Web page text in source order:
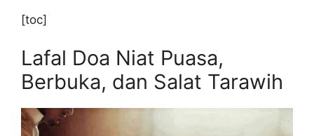
[toc]
Lafal Doa Niat Puasa,
Berbuka, dan Salat Tarawih